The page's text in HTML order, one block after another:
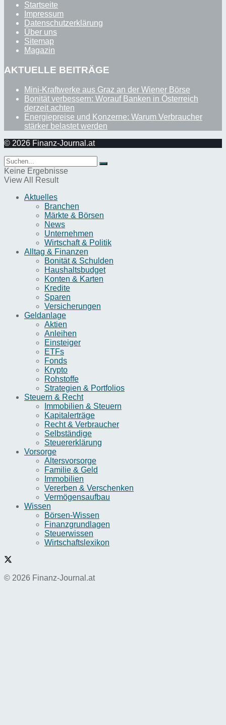
Startseite
Impressum
Datenschutzerklärung
Über uns
Sitemap
Magazin
AKTUELLE BEITRÄGE
Mini-Kraftwerke aus Graz an der Wiener Börse
Bonität verbessern: Worauf Banken in Österreich
derzeit achten
Energiepreise und Konzerne: Warum Verbraucher
stärker belastet werden
© 2026 Finanz-Journal.at
Keine Ergebnisse
View All Result
Aktuelles
Branchen
Märkte & Börsen
News
Unternehmen
Wirtschaft & Politik
Alltag & Finanzen
Bonität & Schulden
Haushaltsbudget
Konten & Karten
Kredite
Sparen
Versicherungen
Geldanlage
Aktien
Anleihen
Einsteiger
ETFs
Fonds
Krypto
Rohstoffe
Strategien & Portfolios
Steuern & Recht
Immobilien & Steuern
Kapitalerträge
Recht & Verbraucher
Selbständige
Steuererklärung
Vorsorge
Altersvorsorge
Familie & Geld
Immobilien
Vererben & Verschenken
Vermögensaufbau
Wissen
Börsen-Wissen
Finanzgrundlagen
Steuerwissen
Wirtschaftslexikon
© 2026 Finanz-Journal.at